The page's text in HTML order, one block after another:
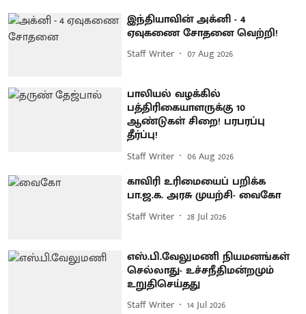
இந்தியாவின் அக்னி - 4
ஏவுகணை சோதனை வெற்றி!
Staff Writer 07 Aug 2026
பாலியல் வழக்கில்
பத்திரிகையாளருக்கு 10
ஆண்டுகள் சிறை! பரபரப்பு
தீர்ப்பு!
Staff Writer 06 Aug 2026
காவிரி உரிமையைப் பறிக்க
பா.ஜ.க. அரசு முயற்சி- வைகோ
Staff Writer 28 Jul 2026
எஸ்.பி.வேலுமணி நியமனங்கள்
செல்லாது- உச்சநீதிமன்றமும்
உறுதிசெய்தது
Staff Writer 14 Jul 2026